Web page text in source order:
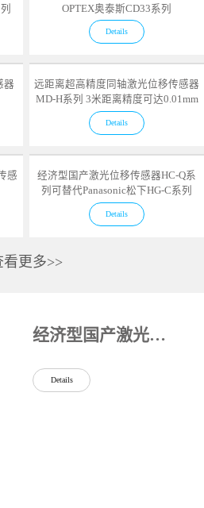
OPTEX奥泰斯CD33系列
Details
器
远距离超高精度同轴激光位移传感器
MD-H系列 3米距离精度可达0.01mm
Details
感
经济型国产激光位移传感器HC-Q系
列可替代Panasonic松下HG-C系列
Details
看更多>>
经济型国产激光位移传感器HC-Q系列可替代Panasonic松下HG-C系列
Details